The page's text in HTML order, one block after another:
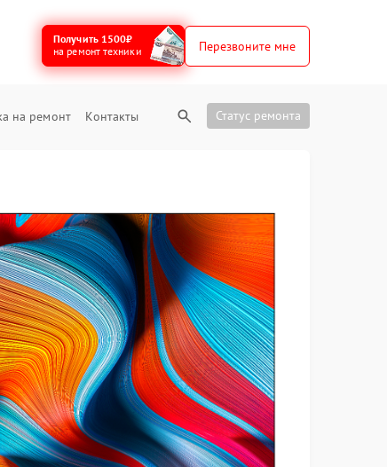
Получить 1500₽
на ремонт техники
Перезвоните мне
на ремонт Контакты Статус ремонта